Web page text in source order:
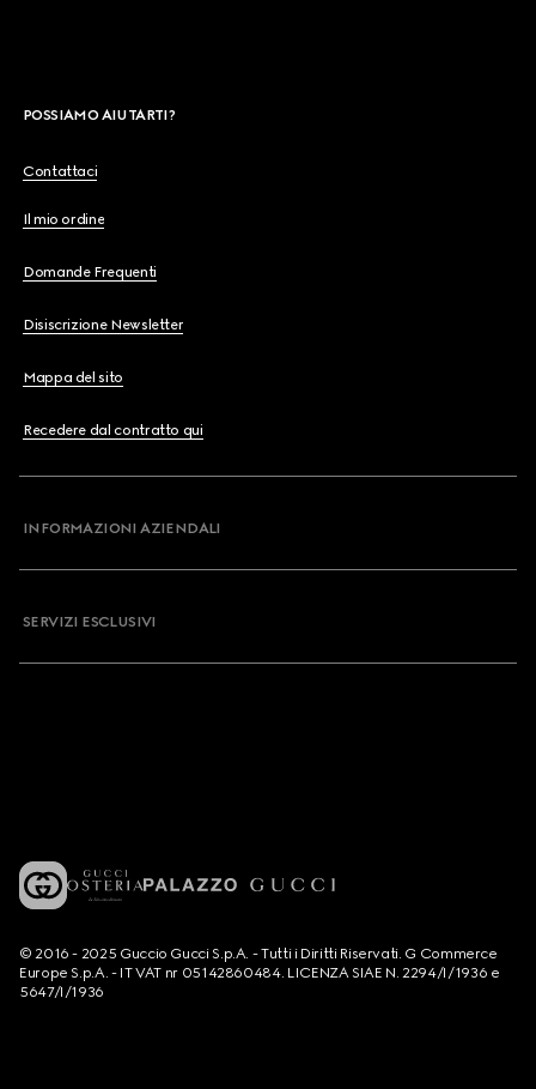
POSSIAMO AIUTARTI?
Contattaci
Il mio ordine
Domande Frequenti
Disiscrizione Newsletter
Mappa del sito
Recedere dal contratto qui
INFORMAZIONI AZIENDALI
SERVIZI ESCLUSIVI
© 2016 - 2025 Guccio Gucci S.p.A. - Tutti i Diritti Riservati. G Commerce
Europe S.p.A. - IT VAT nr 05142860484. LICENZA SIAE N. 2294/I/1936 e
5647/I/1936